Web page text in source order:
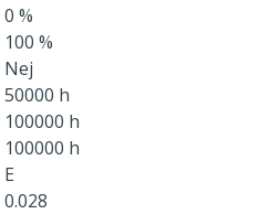
0 %
100 %
Nej
50000 h
100000 h
100000 h
E
0.028